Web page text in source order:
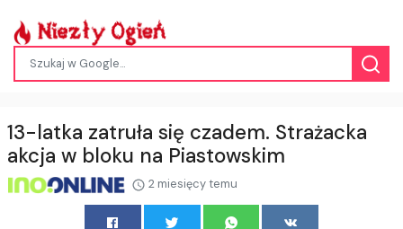
13-latka zatruła się czadem. Strażacka
akcja w bloku na Piastowskim
2 miesięcy temu